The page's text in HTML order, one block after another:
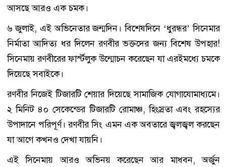
আসছে আরও এক চমক।
৬ জুলাই, এই অভিনেতার জন্মদিন। বিশেষদিনে ‘ধুরন্ধর’ সিনেমার
নির্মাতা আদিত্য ধর দিলেন রণবীর ভক্তদের জন্য বিশেষ উপহার!
সিনেমায় রণবীরের ফার্স্টলুক উন্মোচন করেছেন যা এরইমধ্যে চমকে
দিয়েছে সবাইকে।
রণবীর নিজেই টিজারটি শেয়ার দিয়েছে সামাজিক যোগাযোমাধ্যমে।
২ মিনিট ৪০ সেকেন্ডের টিজারটি রোমাঞ্চ, হিংস্রতা এবং রহস্যের
উপাদানে পরিপূর্ণ। রণবীর সিং এমন এক অবতারে জ্বলজ্বল করছেন
যা আগে কখনও দেখা যায়নি।
এই সিনেমায় আরও অভিনয় করেছেন আর মাধবন, অর্জুন